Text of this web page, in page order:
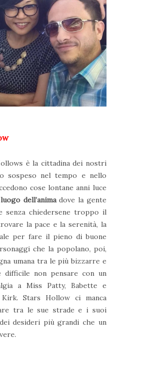
è la cittadina dei nostri
sospeso nel tempo e nello
cose lontane anni luce
dell’animadove la gente
senza chiedersene troppo il
la pace e la serenità, la
per fare il pieno di buone
che la popolano, poi,
umana tra le più bizzarre e
difficile non pensare con un
a Miss Patty, Babette e
Kirk. Stars Hollow ci manca
tra le sue strade e i suoi
desideri più grandi che un